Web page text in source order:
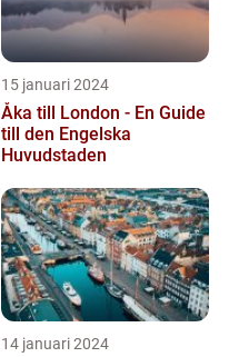
15 januari 2024
Åka till London - En Guide
till den Engelska
Huvudstaden
14 januari 2024